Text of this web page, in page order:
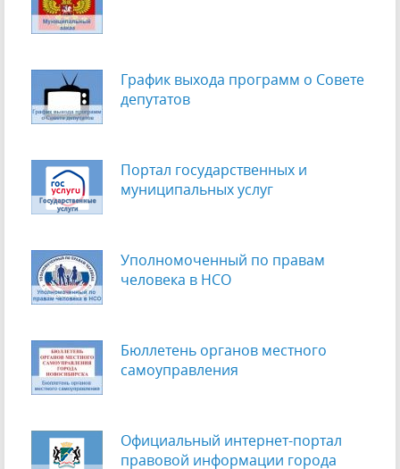
График выхода программ о Cовете
депутатов
Портал государственных и
муниципальных услуг
Уполномоченный по правам
человека в НСО
Бюллетень органов местного
самоуправления
Официальный интернет-портал
правовой информации города